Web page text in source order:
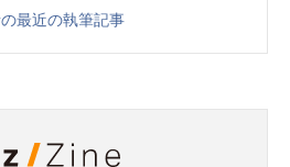
最近の執筆記事